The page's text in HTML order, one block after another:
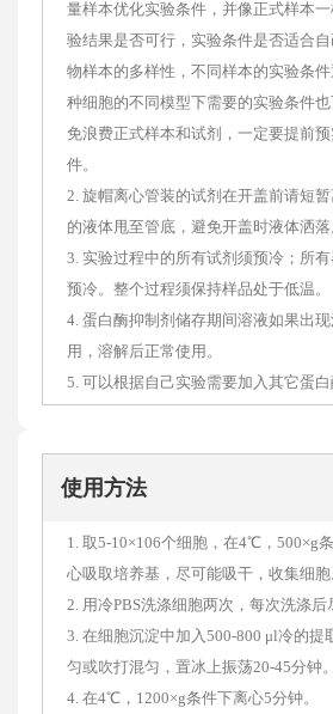
量样本优化实验条件，并像正式样本
验结果是否可行，实验条件是否适合
物样本的多样性，不同样本的实验条
种细胞的不同模型下需要的实验条件
免浪费正式样本和试剂，一定要提前
件。
2. 旋帽离心管装的试剂在开盖前请短
的液体甩至管底，避免开盖时液体洒落
3. 实验过程中的所有试剂须预冷；所
预冷。整个过程须保持样品处于低温。
4. 蛋白酶抑制剂储存期间溶液如果出
用，溶解后正常使用。
5. 可以根据自己实验需要加入其它蛋白
使用方法
1. 取5-10×106个细胞，在4℃，500×g
心吸取培养基，尽可能吸干，收集细胞
2. 用冷PBS洗涤细胞两次，每次洗涤后
3. 在细胞沉淀中加入500-800 μl冷的提
匀或吹打混匀，置冰上振荡20-45分钟。
4. 在4℃，1200×g条件下离心5分钟。